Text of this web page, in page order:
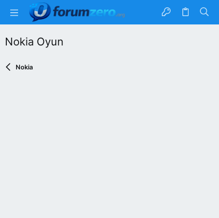
Nokia Oyun
Nokia